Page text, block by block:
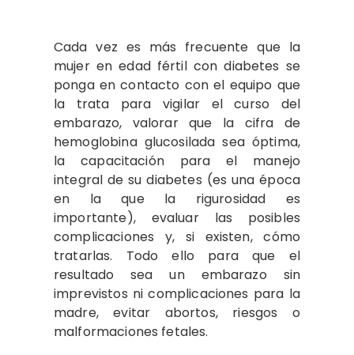
Cada vez es más frecuente que la
mujer en edad fértil con diabetes se
ponga en contacto con el equipo que
la trata para vigilar el curso del
embarazo, valorar que la cifra de
hemoglobina glucosilada sea óptima,
la capacitación para el manejo
integral de su diabetes (es una época
en la que la rigurosidad es
importante), evaluar las posibles
complicaciones y, si existen, cómo
tratarlas. Todo ello para que el
resultado sea un embarazo sin
imprevistos ni complicaciones para la
madre, evitar abortos, riesgos o
malformaciones fetales.